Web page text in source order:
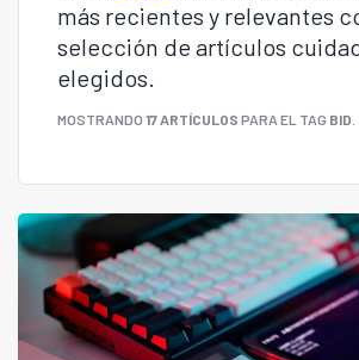
más recientes y relevantes
selección de artículos
elegidos.
MOSTRANDO 17 ARTÍCULOS PARA EL TAG BID